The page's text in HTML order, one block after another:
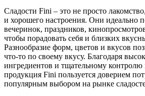
Сладости Fini – это не просто
и хорошего настроения. Они идеально
вечеринок, праздников,
чтобы порадовать себя и близких
Разнообразие форм, цветов и вкусов
что-то по своему вкусу. Благодаря
ингредиентов и тщательному контролю
продукция Fini пользуется доверием
популярным выбором на рынке